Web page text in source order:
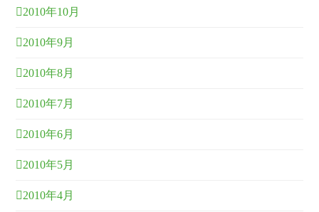
2010年10月
2010年9月
2010年8月
2010年7月
2010年6月
2010年5月
2010年4月